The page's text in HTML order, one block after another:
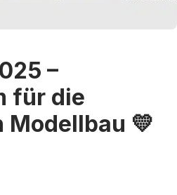
–
für die
Modellbau 💛